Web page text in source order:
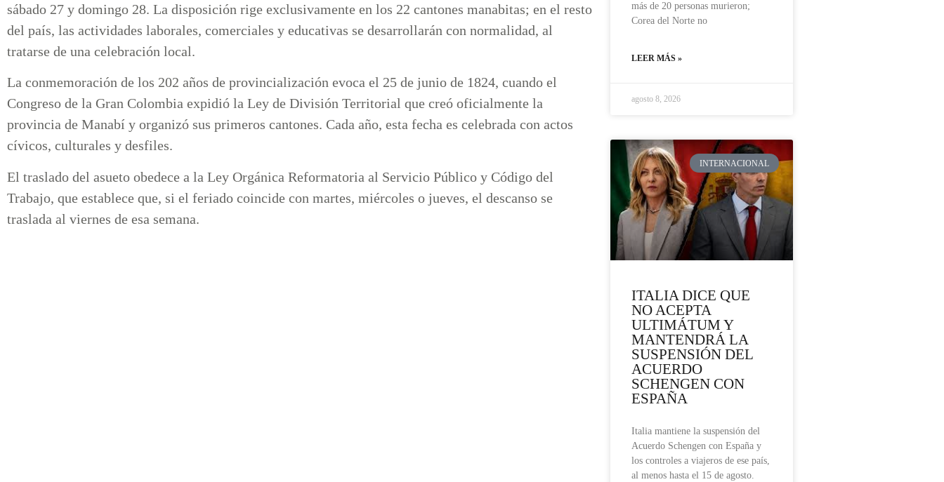
sábado 27 y domingo 28. La disposición rige exclusivamente en los 22 cantones manabitas; en el resto
del país, las actividades laborales, comerciales y educativas se desarrollarán con normalidad, al
tratarse de una celebración local.
La conmemoración de los 202 años de provincialización evoca el 25 de junio de 1824, cuando el
Congreso de la Gran Colombia expidió la Ley de División Territorial que creó oficialmente la
provincia de Manabí y organizó sus primeros cantones. Cada año, esta fecha es celebrada con actos
cívicos, culturales y desfiles.
El traslado del asueto obedece a la Ley Orgánica Reformatoria al Servicio Público y Código del
Trabajo, que establece que, si el feriado coincide con martes, miércoles o jueves, el descanso se
traslada al viernes de esa semana.
más de 20 personas murieron;
Corea del Norte no
LEER MÁS »
agosto 8, 2026
INTERNACIONAL
ITALIA DICE QUE
NO ACEPTA
ULTIMÁTUM Y
MANTENDRÁ LA
SUSPENSIÓN DEL
ACUERDO
SCHENGEN CON
ESPAÑA
Italia mantiene la suspensión del
Acuerdo Schengen con España y
los controles a viajeros de ese país,
al menos hasta el 15 de agosto.